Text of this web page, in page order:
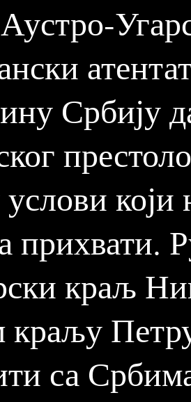
Србију
који
прихвати.
краљ
краљу
са